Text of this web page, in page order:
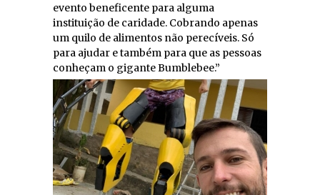
evento beneficente para alguma
instituição de caridade. Cobrando apenas
um quilo de alimentos não perecíveis. Só
para ajudar e também para que as pessoas
conheçam o gigante Bumblebee.”